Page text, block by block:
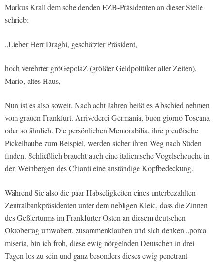
Markus Krall dem scheidenden EZB-Präsidenten an dieser Stelle
schrieb:
„Lieber Herr Draghi, geschätzter Präsident,
hoch verehrter gröGepolaZ (größter Geldpolitiker aller Zeiten),
Mario, altes Haus,
Nun ist es also soweit. Nach acht Jahren heißt es Abschied nehmen
vom grauen Frankfurt. Arrivederci Germania, buon giorno Toscana
oder so ähnlich. Die persönlichen Memorabilia, ihre preußische
Pickelhaube zum Beispiel, werden sicher ihren Weg nach Süden
finden. Schließlich braucht auch eine italienische Vogelscheuche in
den Weinbergen des Chianti eine anständige Kopfbedeckung.
Während Sie also die paar Habseligkeiten eines unterbezahlten
Zentralbankpräsidenten unter dem nebligen Kleid, dass die Zinnen
des Geßlerturms im Frankfurter Osten an diesem deutschen
Oktobertag umwabert, zusammenklauben und sich denken „porca
miseria, bin ich froh, diese ewig nörgelnden Deutschen in drei
Tagen los zu sein und ganz besonders dieses ewig penetrant